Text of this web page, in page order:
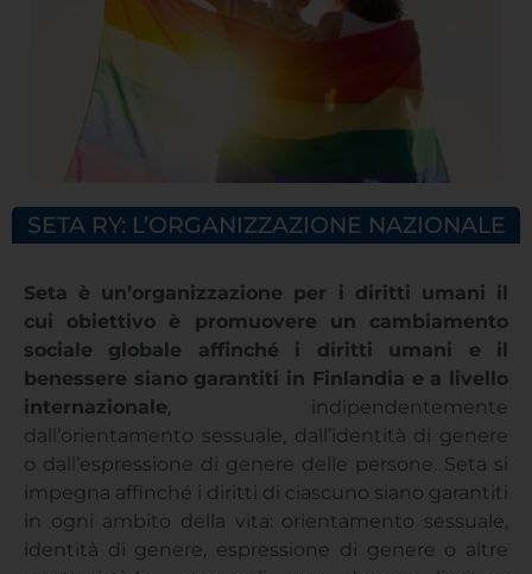
SETA RY: L’ORGANIZZAZIONE NAZIONALE
Seta è un’organizzazione per i diritti umani il
cui obiettivo è promuovere un cambiamento
sociale globale affinché i diritti umani e il
benessere siano garantiti in Finlandia e a livello
internazionale, indipendentemente
dall’orientamento sessuale, dall’identità di genere
o dall’espressione di genere delle persone. Seta si
impegna affinché i diritti di ciascuno siano garantiti
in ogni ambito della vita: orientamento sessuale,
identità di genere, espressione di genere o altre